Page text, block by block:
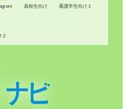
高校生向け 看護学生向け１
２